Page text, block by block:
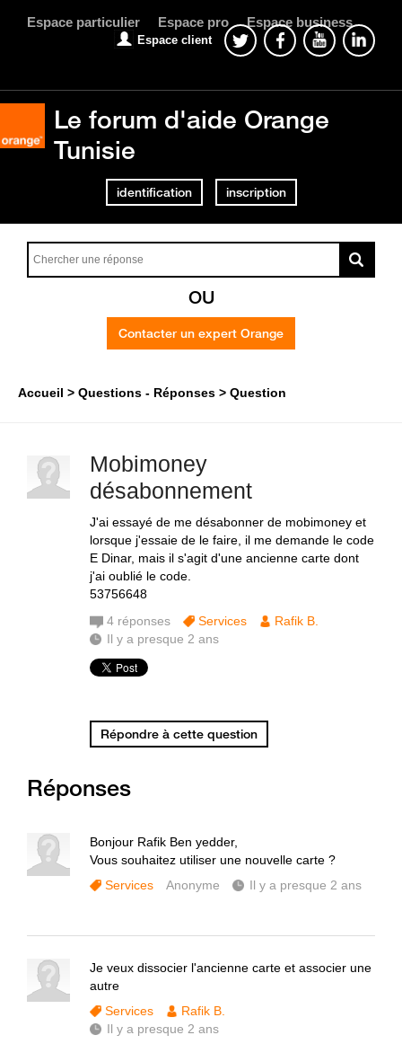
Espace particulier Espace pro Espace business
Espace client
Le forum d'aide Orange
Tunisie
identification inscription
OU
Contacter un expert Orange
Accueil Questions - Réponses Question
Mobimoney
désabonnement
J'ai essayé de me désabonner de mobimoney et
lorsque j'essaie de le faire, il me demande le code
E Dinar, mais il s'agit d'une ancienne carte dont
j'ai oublié le code.
53756648
4 réponses Services
Rafik B.
Il y a presque 2 ans
Répondre à cette question
Réponses
Bonjour Rafik Ben yedder,
Vous souhaitez utiliser une nouvelle carte ?
Services
Anonyme Il y a presque 2 ans
Je veux dissocier l'ancienne carte et associer une
autre
Services
Rafik B.
Il y a presque 2 ans